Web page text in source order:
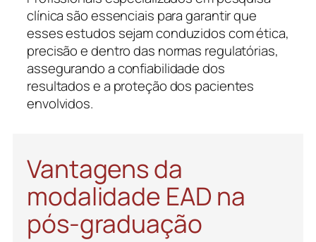
clínica são essenciais para garantir que
esses estudos sejam conduzidos com ética,
precisão e dentro das normas regulatórias,
assegurando a confiabilidade dos
resultados e a proteção dos pacientes
envolvidos.
Vantagens da
modalidade EAD na
pós-graduação